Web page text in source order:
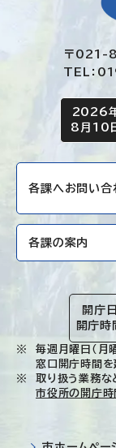
〒021-
TEL：
今日の日
2026
8月10
各課へお問い合
各課の案内
開庁日
開庁時
毎週月曜日（月
窓口開庁時間を
取り扱う業務な
市役所の開庁時